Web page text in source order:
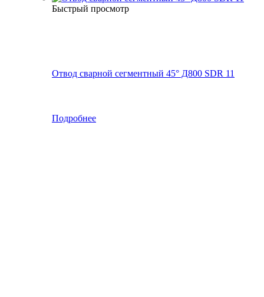
Быстрый просмотр
Отвод сварной сегментный 45° Д800 SDR 11
Подробнее